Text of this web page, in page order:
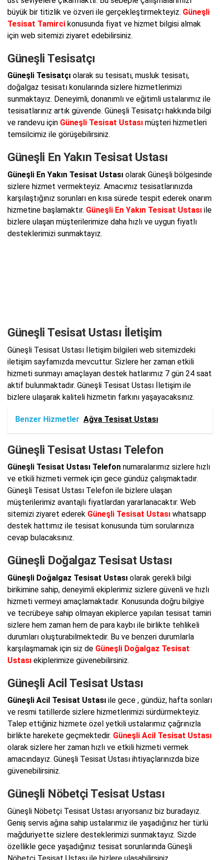
büyük bir titizlik ve özveri ile gerçekleştirmekteyiz. Güneşli
Tesisat Tamirci konusunda fiyat ve hizmet bilgisi almak
için web sitemizi ziyaret edebilirsiniz.
Güneşli Tesisatçı
Güneşli Tesisatçı olarak su tesisatı, musluk tesisatı,
doğalgaz tesisatı konularında sizlere hizmetlerimizi
sunmaktayız. Deneyimli, donanımlı ve eğitimli ustalarımız ile
tesisatlarınız artık güvende. Güneşli Tesisatçı hakkında bilgi
ve randevu için Güneşli Tesisat Ustası müşteri hizmetleri
temsilcimiz ile görüşebilirsiniz.
Güneşli En Yakın Tesisat Ustası
Güneşli En Yakın Tesisat Ustası olarak Güneşli bölgesinde
sizlere hizmet vermekteyiz. Amacımız tesisatlarınızda
karşılaştığınız sorunları en kısa sürede tespit ederek onarım
hizmetine başlamaktır. Güneşli En Yakın Tesisat Ustası ile
bizlere ulaşan müşterilerimize daha hızlı ve uygun fiyatlı
desteklerimizi sunmaktayız.
Güneşli Tesisat Ustası İletişim
Güneşli Tesisat Ustası İletişim bilgileri web sitemizdeki
iletişim sayfamızda mevcuttur. Sizlere her zaman etkili
hizmeti sunmayı amaçlayan destek hatlarımız 7 gün 24 saat
aktif bulunmaktadır. Güneşli Tesisat Ustası İletişim ile
bizlere ulaşarak kaliteli hizmetin farkını yaşayacaksınız.
Benzer Hizmetler Ağva Tesisat Ustası
Güneşli Tesisat Ustası Telefon
Güneşli Tesisat Ustası Telefon numaralarımız sizlere hızlı
ve etkili hizmeti vermek için gece gündüz çalışmaktadır.
Güneşli Tesisat Ustası Telefon ile bizlere ulaşan
müşterilerimiz avantajlı fiyatlardan yararlanacaktır. Web
sitemizi ziyaret ederek Güneşli Tesisat Ustası whatsapp
destek hattımız ile tesisat konusunda tüm sorularınıza
cevap bulacaksınız.
Güneşli Doğalgaz Tesisat Ustası
Güneşli Doğalgaz Tesisat Ustası olarak gerekli bilgi
birikimine sahip, deneyimli ekiplerimiz sizlere güvenli ve hızlı
hizmeti vermeyi amaçlamaktadır. Konusunda doğru bilgiye
ve tecrübeye sahip olmayan ekiplerce yapılan tesisat tamiri
sizlere hem zaman hem de para kaybı ile birlikte tehlikeli
durumları oluşturabilmektedir. Bu ve benzeri durumlarla
karşılaşmamak için siz de Güneşli Doğalgaz Tesisat
Ustası ekiplerimize güvenebilirsiniz.
Güneşli Acil Tesisat Ustası
Güneşli Acil Tesisat Ustası ile gece , gündüz, hafta sonları
ve resmi tatillerde sizlere hizmetlerimizi sürdürmekteyiz.
Talep ettiğiniz hizmete özel yetkili ustalarımız çağrınızla
birlikte harekete geçmektedir. Güneşli Acil Tesisat Ustası
olarak sizlere her zaman hızlı ve etkili hizmeti vermek
amacındayız. Güneşli Tesisat Ustası ihtiyaçlarınızda bize
güvenebilirsiniz.
Güneşli Nöbetçi Tesisat Ustası
Güneşli Nöbetçi Tesisat Ustası arıyorsanız biz buradayız.
Geniş servis ağına sahip ustalarımız ile yaşadığınız her türlü
mağduriyette sizlere desteklerimizi sunmaktayız. Sizde
özellikle gece yaşadığınız tesisat sorunlarında Güneşli
Nöbetçi Tesisat Ustası ile bizlere ulaşabilirsiniz.